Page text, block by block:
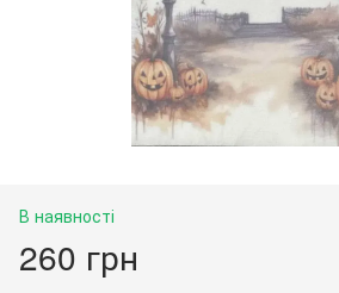
В наявності
260 грн